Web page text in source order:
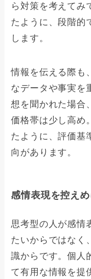
ら対策を考えてみ
たように、段階的
します。
情報を伝える際も
なデータや事実を
想を聞かれた場合
価格帯は少し高め
たように、評価基
向があります。
感情表現を控え
思考型の人が感情
たいからではなく
識からです。個人
て有用な情報を提